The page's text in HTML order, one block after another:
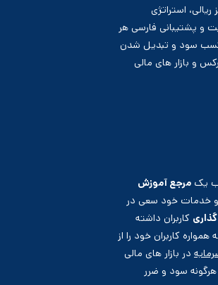
ریالی، استراتژی
و پشتیبانی فارسی هر
کسب سود و تبدیل شدن
و بازار های مالی
یک مرجع آموزش
و خدمات خود سعی در
کاربران داشته
کاربران خود را از
در بازار های مالی
سود و ضرر